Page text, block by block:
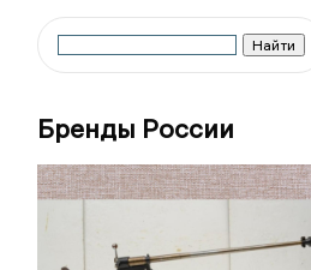
Бренды России